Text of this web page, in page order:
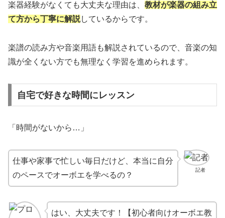
楽器経験がなくても大丈夫な理由は、 教材が楽器の組み立
て方から丁寧に解説しているからです。
楽譜の読み方や音楽用語も解説されているので、音楽の知
識が全くない方でも無理なく学習を進められます。
自宅で好きな時間にレッスン
「時間がないから…」
記者
仕事や家事で忙しい毎日だけど、本当に自分
のペースでオーボエを学べるの？
はい、大丈夫です！【初心者向けオーボエ教